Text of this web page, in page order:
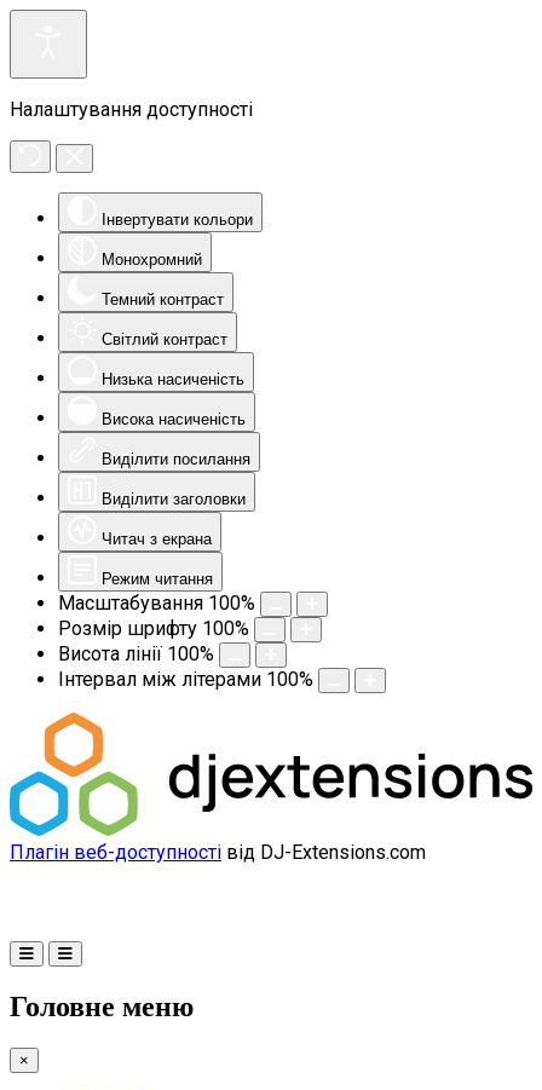
Налаштування доступності
Інвертувати кольори
Монохромний
Темний контраст
Світлий контраст
Низька насиченість
Висока насиченість
Виділити посилання
Виділити заголовки
Читач з екрана
Режим читання
Масштабування 100%
Розмір шрифту 100%
Висота лінії 100%
Інтервал між літерами 100%
Плагін веб-доступності від DJ-Extensions.com
Головне меню
×